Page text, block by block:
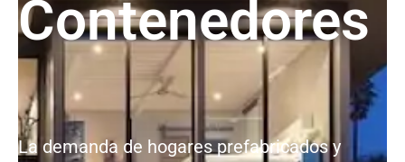
Contenedores
La demanda de hogares prefabricados y